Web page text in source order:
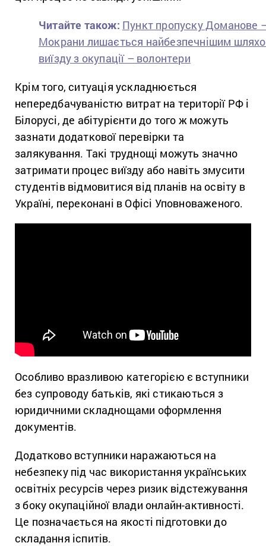
Читайте також: Пункт пропуску Доманове
Мокрани лишається найбезпечнішим
виїзду з окупації – волонтери
Крім того, ситуація ускладнюється
непередбачуваністю витрат на території РФ і
Білорусі, де абітурієнти до того ж можуть
зазнати додаткової перевірки та
залякування. Такі труднощі можуть значно
затримати процес виїзду або навіть змусити
студентів відмовитися від планів на освіту в
Україні, переконані в Офісі Уповноваженого.
Особливо вразливою категорією є вступники
без супроводу батьків, які стикаються з
юридичними складнощами оформлення
документів.
Додатково вступники наражаються на
небезпеку під час використання українських
освітніх ресурсів через ризик відстежування
з боку окупаційної влади онлайн-активності.
Це позначається на якості підготовки до
складання іспитів.